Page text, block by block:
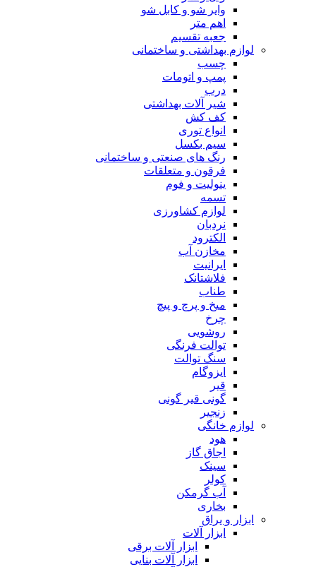
وایر شو و کابل شو
اهم متر
جعبه تقسیم
لوازم بهداشتی و ساختمانی
چسب
پمپ و اتومات
درب
شیر آلات بهداشتی
کف کش
انواع توری
سیم بکسل
رنگ های صنعتی و ساختمانی
فرقون و متعلقات
ینولیت و فوم
تسمه
لوازم کشاورزی
نردبان
الکترود
مخازن آب
ایرانیت
فلاشتانک
طناب
میخ و پرچ و پیچ
چرخ
روشویی
توالت فرنگی
سنگ توالت
ایزوگام
قیر
گونی قیر گونی
زنجیر
لوازم خانگی
هود
اجاق گاز
سینک
کولر
آب گرمکن
بخاری
ابزار و یراق
ابزار آلات
ابزار آلات برقی
ابزار آلات بنایی